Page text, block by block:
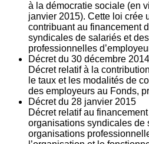
à la démocratie sociale (en
janvier 2015). Cette loi crée
contribuant au financement
syndicales de salariés et
professionnelles
Décret du 30 décembre 2014
Décret relatif à la
le taux et les modalités de
des employeurs au Fonds,
Décret du 28 janvier 2015
Décret relatif au
organisations syndicales de
organisations